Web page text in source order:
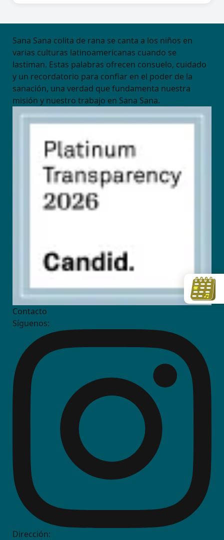
Sana Sana colita de rana se canta a los niños en
varias culturas latinoamericanas cuando se
lastiman. Estas palabras ofrecen consuelo, cuidado
y un recordatorio para confiar en el poder de la
sanación, una verdad que fundamenta nuestra
misión y nuestro trabajo en Sana Sana.
Contacto
Síguenos:
Dirección: